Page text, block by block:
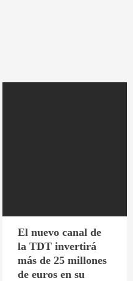
El nuevo canal de
la TDT invertirá
más de 25 millones
de euros en su